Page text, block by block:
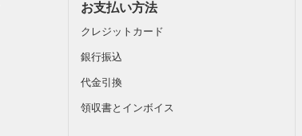
お支払い方法
クレジットカード
銀行振込
代金引換
領収書とインボイス